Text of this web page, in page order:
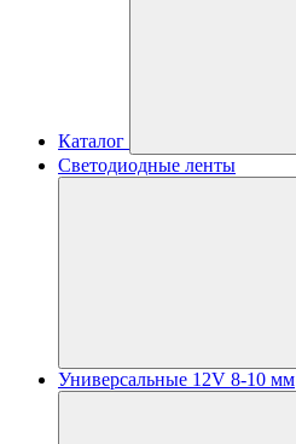
Каталог
Светодиодные ленты
Универсальные 12V 8-10 мм